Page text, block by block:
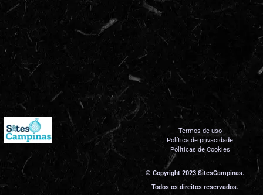
Termos de uso
Política de privacidade
Políticas de Cookies
© Copyright 2023 SitesCampinas.
Todos os direitos reservados.